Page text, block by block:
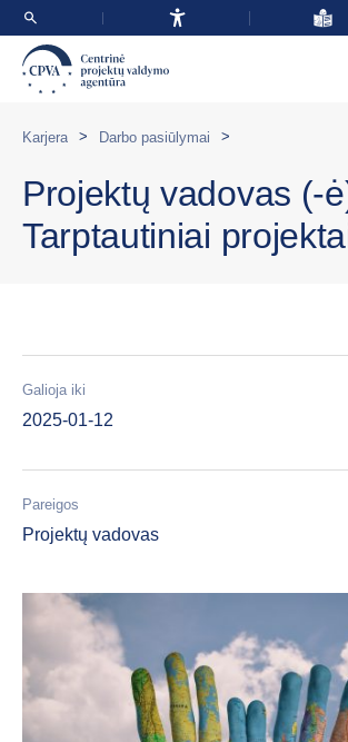
Karjera > Darbo pasiūlymai >
Projektų vadovas (-
Tarptautiniai
Galioja iki
2025-01-12
Pareigos
Projektų vadovas